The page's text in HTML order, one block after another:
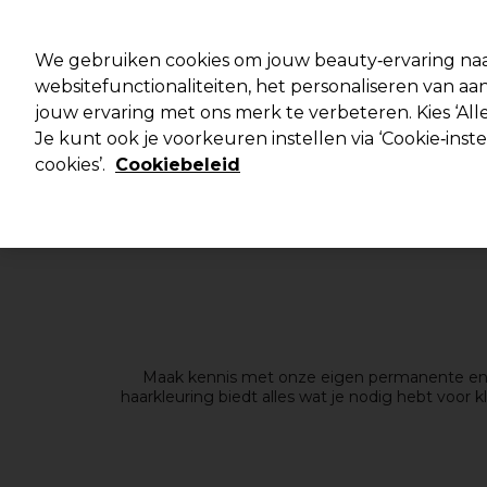
Merken Deals ⭐ Haar Elektra
Maak kennis met onze eigen permanente
haarkleuring biedt alles wat je nodig hebt voor
geld en de beste prijs-kwaliteitverhouding –
We gebruiken cookies om jouw beauty‑ervaring
websitefunctionaliteiten, het personaliseren van
jouw ervaring met ons merk te verbeteren. Kies
Je kunt ook je voorkeuren instellen via
cookies’. Cookiebeleid